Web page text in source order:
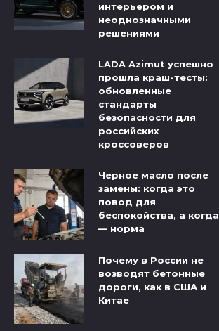
интерьером и
неоднозначными
решениями
LADA Azimut успешно
прошла краш-тесты:
обновленные
стандарты
безопасности для
российских
кроссоверов
Черное масло после
замены: когда это
повод для
беспокойства, а когда
— норма
Почему в России не
возводят бетонные
дороги, как в США и
Китае